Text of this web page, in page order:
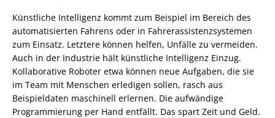
Künstliche Intelligenz kommt zum Beispiel im Bereich des
automatisierten Fahrens oder in Fahrerassistenzsystemen
zum Einsatz. Letztere können helfen, Unfälle zu vermeiden.
Auch in der Industrie hält künstliche Intelligenz Einzug.
Kollaborative Roboter etwa können neue Aufgaben, die sie
im Team mit Menschen erledigen sollen, rasch aus
Beispieldaten maschinell erlernen. Die aufwändige
Programmierung per Hand entfällt. Das spart Zeit und Geld.